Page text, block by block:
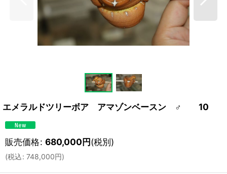
エメラルドツリーボア アマゾンベースン ♂ 10
販売価格: 680,000円(税別)
(税込: 748,000円)